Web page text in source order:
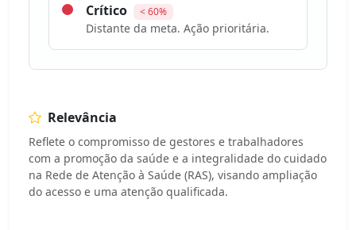
Crítico < 60%
Distante da meta. Ação prioritária.
Relevância
Reflete o compromisso de gestores e trabalhadores
com a promoção da saúde e a integralidade do cuidado
na Rede de Atenção à Saúde (RAS), visando ampliação
do acesso e uma atenção qualificada.